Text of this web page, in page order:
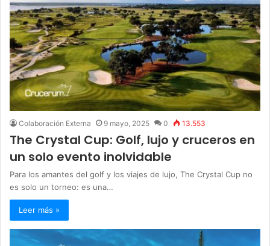
Colaboración Externa 9 mayo, 2025 0 13.553
The Crystal Cup: Golf, lujo y cruceros en
un solo evento inolvidable
Para los amantes del golf y los viajes de lujo, The Crystal Cup no
es solo un torneo: es una…
Leer más »